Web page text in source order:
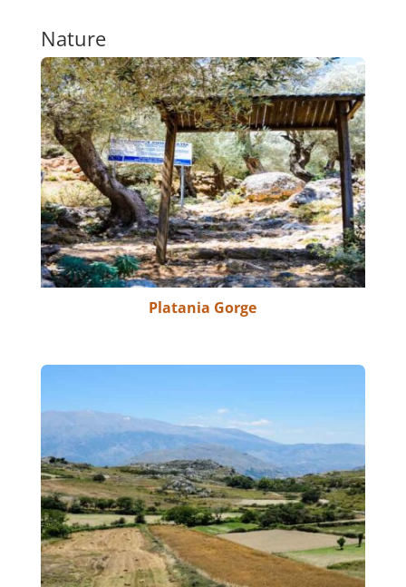
Nature
Platania Gorge